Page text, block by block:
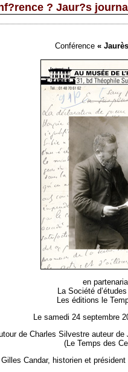
? Jaur?s
Conférence«
en
La Société
Les éditions le
Le samedi 24 septembre
de Charles Silvestre auteur de
(Le Temps des
Candar, historien et